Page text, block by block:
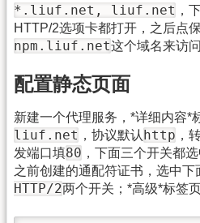
*.liuf.net, liuf.net ，
HTTP/2选项卡都打开，之后点
npm.liuf.net这个域名来访
配置静态页面
新建一个代理服务，*详细内容*
liuf.net ，协议默认 http ，
发端口填80 ，下面三个开关都
之前创建的通配符证书，选中下
HTTP/2两个开关；*高级*标签